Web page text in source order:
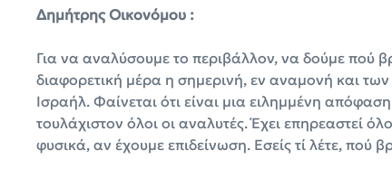
Δημήτρης Οικονόμου :
Για να αναλύσουμε το περιβάλλον, να δούμε πού
διαφορετική μέρα η σημερινή, εν αναμονή και
Ισραήλ. Φαίνεται ότι είναι μια ειλημμένη
τουλάχιστον όλοι οι αναλυτές. Έχει επηρεαστεί
φυσικά, αν έχουμε επιδείνωση. Εσείς τί λέτε, πού